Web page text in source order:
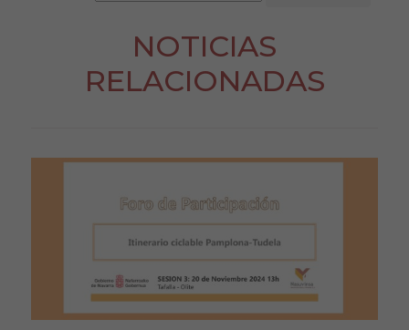
NOTICIAS
RELACIONADAS